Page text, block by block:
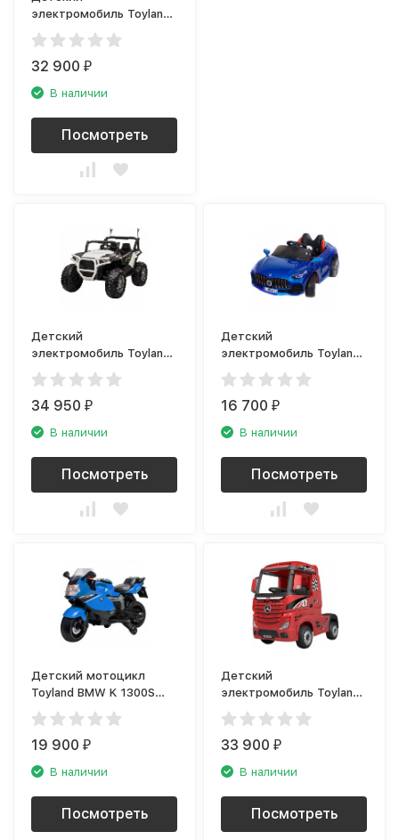
электромобиль Toyland
Mercedes-Benz Truck
HL358 белый
32 900₽
В наличии
Посмотреть
Детский
электромобиль Toyland
Buggy JC999 Белый
34 950₽
В наличии
Посмотреть
Детский
электромобиль Toyland
Mercedes Benz sport
YBG6412 синий
16 700₽
В наличии
Посмотреть
Детский мотоцикл
Toyland BMW K 1300S
синий
19 900₽
В наличии
Посмотреть
Детский
электромобиль Toyland
Mercedes-Benz Truck
HL358 белый
33 900₽
В наличии
Посмотреть